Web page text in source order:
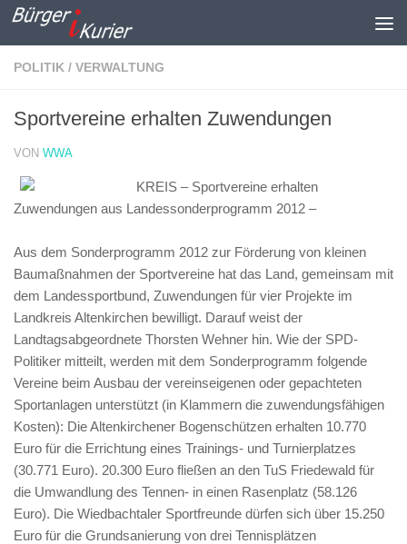
Zum Inhalt springen
POLITIK / VERWALTUNG
Sportvereine erhalten Zuwendungen
VON WWA
KREIS – Sportvereine erhalten
Zuwendungen aus Landessonderprogramm 2012 –
Aus dem Sonderprogramm 2012 zur Förderung von kleinen
Baumaßnahmen der Sportvereine hat das Land, gemeinsam mit
dem Landessportbund, Zuwendungen für vier Projekte im
Landkreis Altenkirchen bewilligt. Darauf weist der
Landtagsabgeordnete Thorsten Wehner hin. Wie der SPD-
Politiker mitteilt, werden mit dem Sonderprogramm folgende
Vereine beim Ausbau der vereinseigenen oder gepachteten
Sportanlagen unterstützt (in Klammern die zuwendungsfähigen
Kosten): Die Altenkirchener Bogenschützen erhalten 10.770
Euro für die Errichtung eines Trainings- und Turnierplatzes
(30.771 Euro). 20.300 Euro fließen an den TuS Friedewald für
die Umwandlung des Tennen- in einen Rasenplatz (58.126
Euro). Die Wiedbachtaler Sportfreunde dürfen sich über 15.250
Euro für die Grundsanierung von drei Tennisplätzen